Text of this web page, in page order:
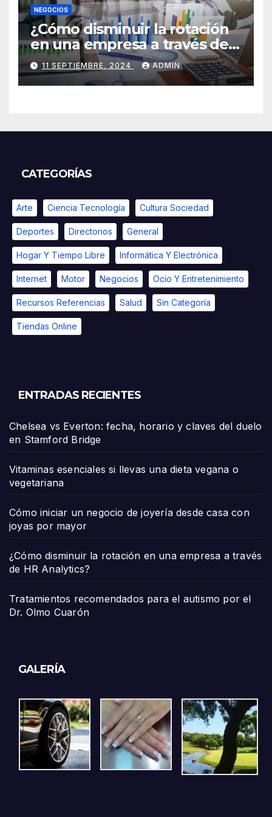
NEGOCIOS
¿Cómo disminuir la rotación
en una empresa a través de
HR Analytics?
11 SEPTIEMBRE, 2024 ADMIN
CATEGORÍAS
Arte Ciencia Tecnología Cultura Sociedad
Deportes Directorios General
Hogar Y Tiempo Libre Informática Y Electrónica
Internet Motor Negocios Ocio Y Entretenimiento
Recursos Referencias Salud Sin Categoría
Tiendas Online
ENTRADAS RECIENTES
Chelsea vs Everton: fecha, horario y claves del duelo
en Stamford Bridge
Vitaminas esenciales si llevas una dieta vegana o
vegetariana
Cómo iniciar un negocio de joyería desde casa con
joyas por mayor
¿Cómo disminuir la rotación en una empresa a través
de HR Analytics?
Tratamientos recomendados para el autismo por el
Dr. Olmo Cuarón
GALERÍA